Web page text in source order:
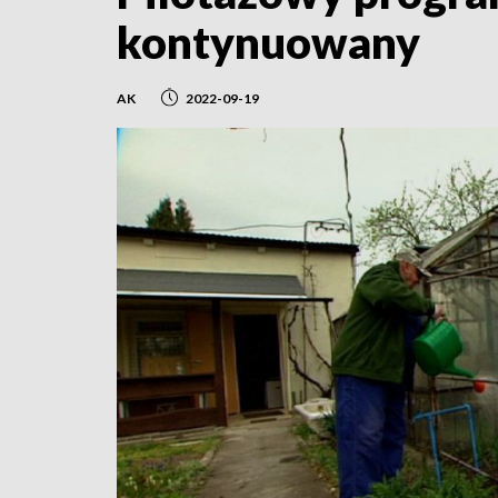
kontynuowany
AK 2022-09-19